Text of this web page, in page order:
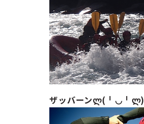
ザッバーンლ(╹◡╹ლ)